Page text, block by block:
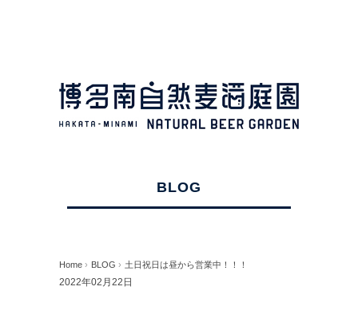
BLOG
Home › BLOG › 土日祝日は昼から営業中！！！
2022年02月22日